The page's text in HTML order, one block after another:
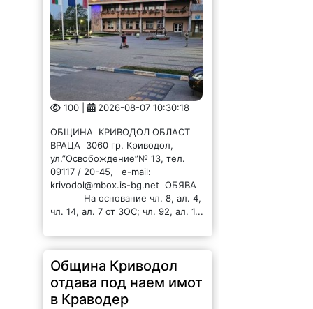
100 | 2026-08-07 10:30:18
ОБЩИНА КРИВОДОЛ ОБЛАСТ
ВРАЦА 3060 гр. Криводол,
ул.”Освобождение”№ 13, тел.
09117 / 20-45, e-mail:
krivodol@mbox.is-bg.net ОБЯВА
На основание чл. 8, ал. 4,
чл. 14, ал. 7 от ЗОС; чл. 92, ал. 1...
Община Криводол
отдава под наем имот
в Краводер